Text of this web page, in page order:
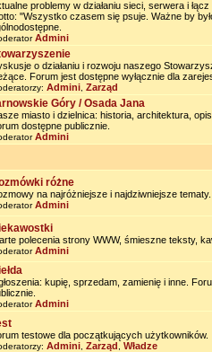
problemy w działaniu sieci, serwera i
"Wszystko czasem się psuje. Ważne by
Admini
o działaniu i rozwoju naszego
Forum jest dostępne wyłącznie dla
Admini, Zarząd
Góry / Osada Jana
miasto i dzielnica: historia, architektura,
dostępne publicznie.
Admini
różne
na najróżniejsze i najdziwniejsze tematy.
Admini
polecenia strony WWW, śmieszne teksty,
Admini
kupię, sprzedam, zamienię i inne.
Admini
testowe dla początkujących użytkowników.
Admini, Zarząd Władze